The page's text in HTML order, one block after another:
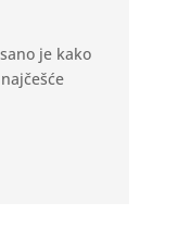
je kako